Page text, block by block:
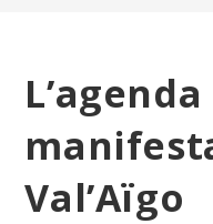
Val’Aïgo